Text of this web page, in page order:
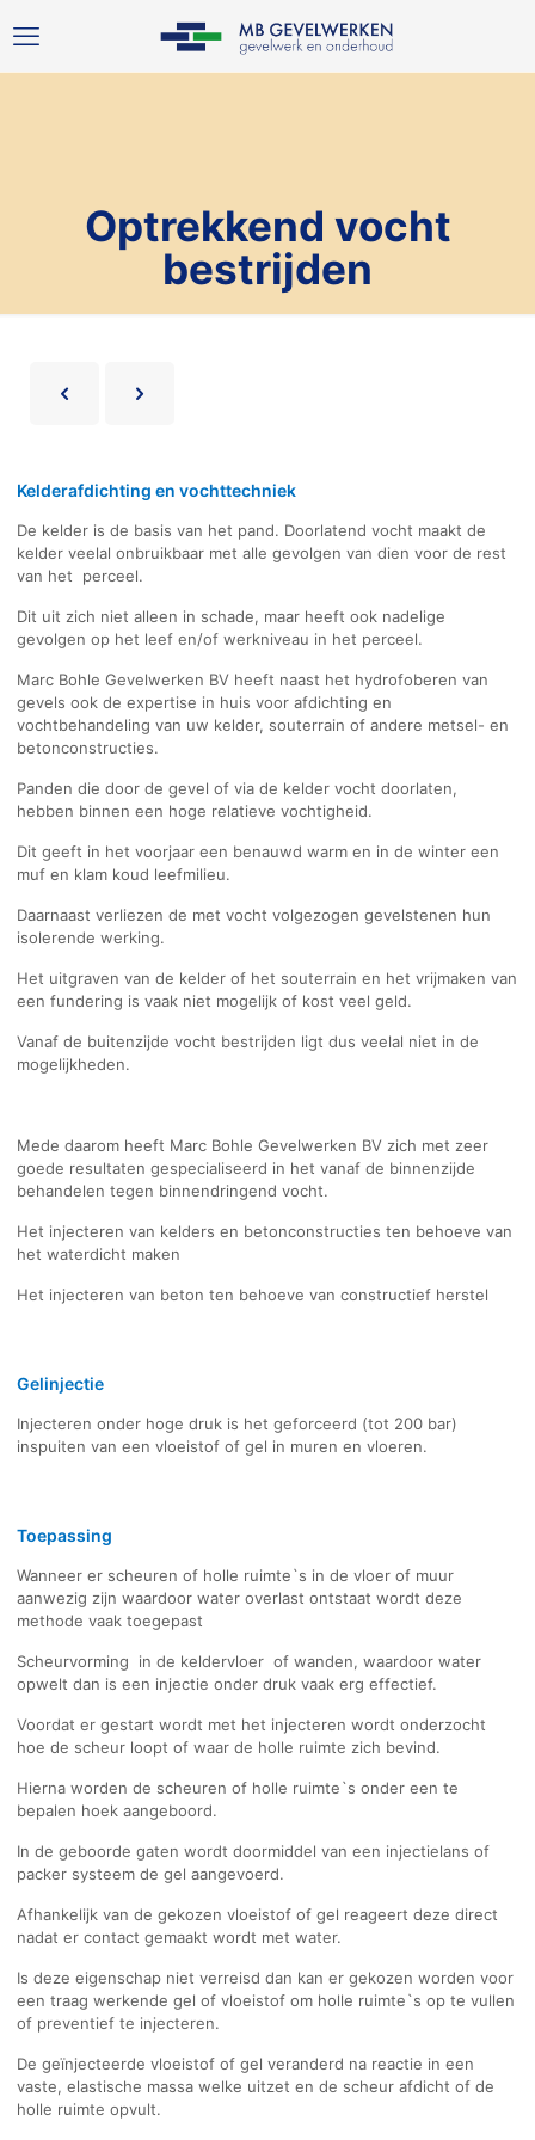
Optrekkend vocht
bestrijden
Kelderafdichting en vochttechniek
De kelder is de basis van het pand. Doorlatend vocht maakt de
kelder veelal onbruikbaar met alle gevolgen van dien voor de rest
van het perceel.
Dit uit zich niet alleen in schade, maar heeft ook nadelige
gevolgen op het leef en/of werkniveau in het perceel.
Marc Bohle Gevelwerken BV heeft naast het hydrofoberen van
gevels ook de expertise in huis voor afdichting en
vochtbehandeling van uw kelder, souterrain of andere metsel- en
betonconstructies.
Panden die door de gevel of via de kelder vocht doorlaten,
hebben binnen een hoge relatieve vochtigheid.
Dit geeft in het voorjaar een benauwd warm en in de winter een
muf en klam koud leefmilieu.
Daarnaast verliezen de met vocht volgezogen gevelstenen hun
isolerende werking.
Het uitgraven van de kelder of het souterrain en het vrijmaken van
een fundering is vaak niet mogelijk of kost veel geld.
Vanaf de buitenzijde vocht bestrijden ligt dus veelal niet in de
mogelijkheden.
Mede daarom heeft Marc Bohle Gevelwerken BV zich met zeer
goede resultaten gespecialiseerd in het vanaf de binnenzijde
behandelen tegen binnendringend vocht.
Het injecteren van kelders en betonconstructies ten behoeve van
het waterdicht maken
Het injecteren van beton ten behoeve van constructief herstel
Gelinjectie
Injecteren onder hoge druk is het geforceerd (tot 200 bar)
inspuiten van een vloeistof of gel in muren en vloeren.
Toepassing
Wanneer er scheuren of holle ruimte`s in de vloer of muur
aanwezig zijn waardoor water overlast ontstaat wordt deze
methode vaak toegepast
Scheurvorming in de keldervloer of wanden, waardoor water
opwelt dan is een injectie onder druk vaak erg effectief.
Voordat er gestart wordt met het injecteren wordt onderzocht
hoe de scheur loopt of waar de holle ruimte zich bevind.
Hierna worden de scheuren of holle ruimte`s onder een te
bepalen hoek aangeboord.
In de geboorde gaten wordt doormiddel van een injectielans of
packer systeem de gel aangevoerd.
Afhankelijk van de gekozen vloeistof of gel reageert deze direct
nadat er contact gemaakt wordt met water.
Is deze eigenschap niet verreisd dan kan er gekozen worden voor
een traag werkende gel of vloeistof om holle ruimte`s op te vullen
of preventief te injecteren.
De geïnjecteerde vloeistof of gel veranderd na reactie in een
vaste, elastische massa welke uitzet en de scheur afdicht of de
holle ruimte opvult.